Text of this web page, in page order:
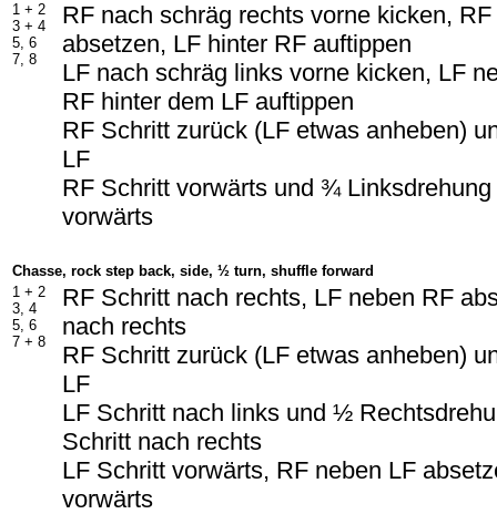
1 + 2
3 + 4
5, 6
7, 8
RF nach schräg rechts vorne kicken,
absetzen, LF hinter RF auftippen
LF nach schräg links vorne kicken, LF
RF hinter dem LF auftippen
RF Schritt zurück (LF etwas anheben)
LF
RF Schritt vorwärts und ¾
vorwärts
Chasse, rock step back, side, ½ turn, shuffle forward
1 + 2
3, 4
5, 6
7 + 8
RF Schritt nach rechts, LF neben RF
nach rechts
RF Schritt zurück (LF etwas anheben)
LF
LF Schritt nach links und ½
Schritt nach rechts
LF Schritt vorwärts, RF neben LF
vorwärts